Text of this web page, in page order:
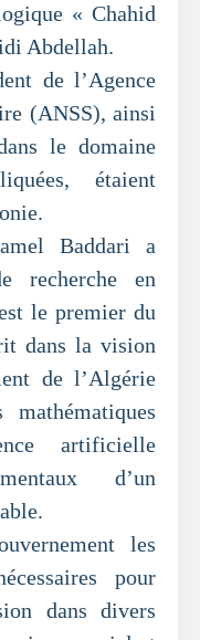
« Chahid
Abdellah.
de l’Agence
(ANSS), ainsi
le domaine
étaient
Baddari a
recherche en
le premier du
dans la vision
de l’Algérie
artificielle
d’un
les
pour
dans divers